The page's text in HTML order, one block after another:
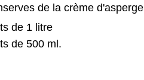
de la crème d'asperge
de 1 litre
de 500 ml.